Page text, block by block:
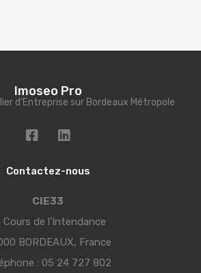
Imoseo Pro
d'Entreprise sur Bordeaux Métropole
Contactez-nous
CIE33
Cours de l’Intendance
BORDEAUX, France
: 05 24 727 802